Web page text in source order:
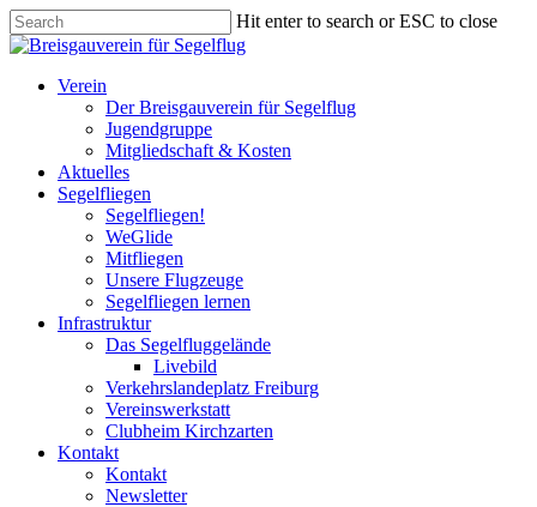
Skip
to
content
Hit enter to search or ESC to close
Close
Menu
Verein
Der Breisgauverein für Segelflug
Jugendgruppe
Mitgliedschaft & Kosten
Aktuelles
Segelfliegen
Segelfliegen!
WeGlide
Mitfliegen
Unsere Flugzeuge
Segelfliegen lernen
Infrastruktur
Das Segelfluggelände
Livebild
Verkehrslandeplatz Freiburg
Vereinswerkstatt
Clubheim Kirchzarten
Kontakt
Kontakt
Newsletter